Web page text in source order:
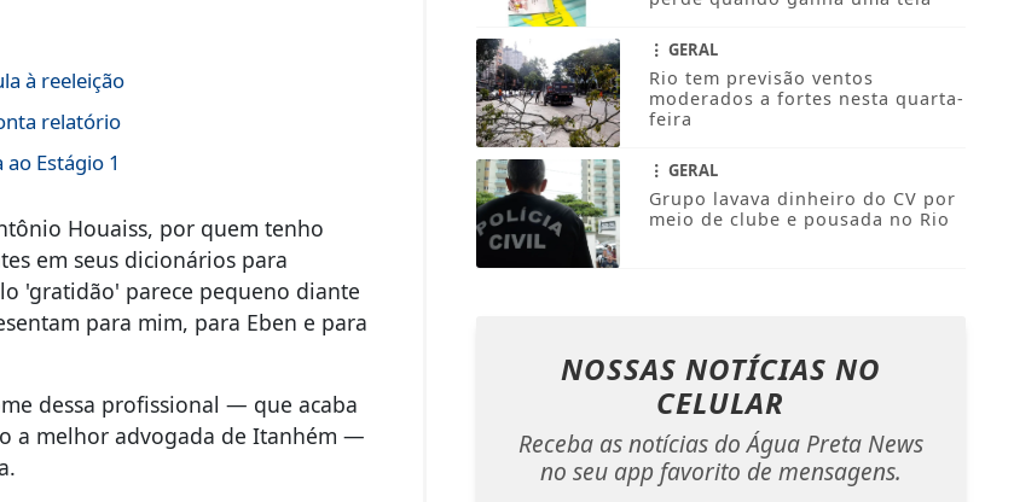
à reeleição
relatório
Estágio 1
Houaiss, por quem tenho
em seus dicionários para
'gratidão' parece pequeno diante
para mim, para Eben e para
dessa profissional — que acaba
a melhor advogada de Itanhém —
GERAL
Rio tem previsão ventos
moderados a fortes nesta quarta-
feira
GERAL
Grupo lavava dinheiro do CV por
meio de clube e pousada no Rio
NOSSAS NOTÍCIAS NO
CELULAR
Receba as notícias do Água Preta News
no seu app favorito de mensagens.